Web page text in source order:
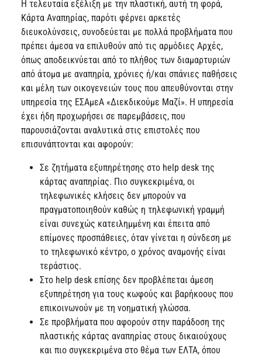
Η τελευταία εξέλιξη με την πλαστική, αυτή τη φορά,
Κάρτα Αναπηρίας, παρότι φέρνει αρκετές
διευκολύνσεις, συνοδεύεται με πολλά προβλήματα που
πρέπει άμεσα να επιλυθούν από τις αρμόδιες Αρχές,
όπως αποδεικνύεται από το πλήθος των διαμαρτυριών
από άτομα με αναπηρία, χρόνιες ή/και σπάνιες παθήσεις
και μέλη των οικογενειών τους που απευθύνονται στην
υπηρεσία της ΕΣΑμεΑ «Διεκδικούμε Μαζί». Η υπηρεσία
έχει ήδη προχωρήσει σε παρεμβάσεις, που
παρουσιάζονται αναλυτικά στις επιστολές που
επισυνάπτονται και αφορούν:
Σε ζητήματα εξυπηρέτησης στο help desk της
κάρτας αναπηρίας. Πιο συγκεκριμένα, οι
τηλεφωνικές κλήσεις δεν μπορούν να
πραγματοποιηθούν καθώς η τηλεφωνική γραμμή
είναι συνεχώς κατειλημμένη και έπειτα από
επίμονες προσπάθειες, όταν γίνεται η σύνδεση με
το τηλεφωνικό κέντρο, ο χρόνος αναμονής είναι
τεράστιος.
Στο help desk επίσης δεν προβλέπεται άμεση
εξυπηρέτηση για τους κωφούς και βαρήκοους που
επικοινωνούν με τη νοηματική γλώσσα.
Σε προβλήματα που αφορούν στην παράδοση της
πλαστικής κάρτας αναπηρίας στους δικαιούχους
και πιο συγκεκριμένα στο θέμα των ΕΛΤΑ, όπου